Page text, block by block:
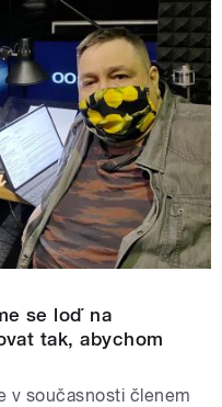
se loď na
tak, abychom
v současnosti členem